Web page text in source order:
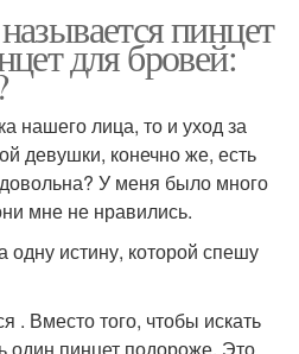
пинцет
для бровей:
нашего лица, то и уход за
девушки, конечно же, есть
У меня было много
мне не нравились.
истину, которой спешу
. Вместо того, чтобы искать
один пинцет подороже. Это